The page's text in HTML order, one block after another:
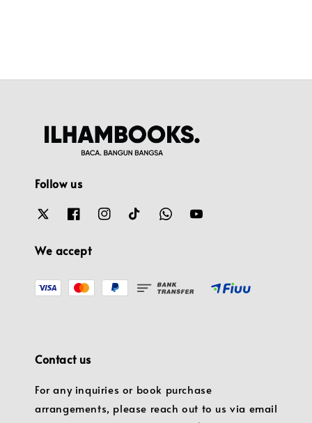
Follow us
We accept
Contact us
For any inquiries or book purchase
arrangements, please reach out to us via email